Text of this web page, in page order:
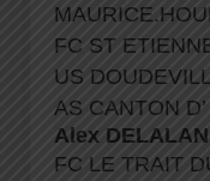
FC ST
US
AS CANTON
Alex
FC LE TRAIT